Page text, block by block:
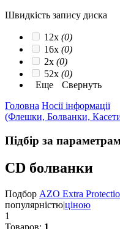
Швидкість запису диска
12x (0)
16x (0)
2x (0)
52x (0)
Еще
Свернуть
Головна Носії інформації
(Флешки, Болванки,
Підбір за
CD болванки
Подбор AZO Extra
популярністю|ціною
1
Товаров: 1